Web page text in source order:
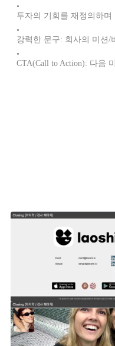
•
투자의 기회를 재정의하며
•
강력한 문구: 회사의 미션/
•
CTA(Call to Action): 다음